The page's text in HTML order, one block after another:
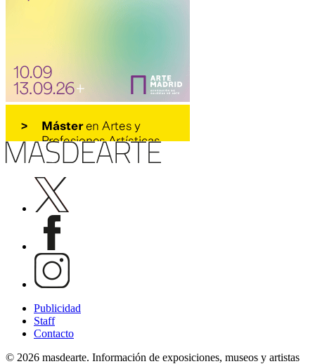
Publicidad
Staff
Contacto
© 2026 masdearte. Información de exposiciones, museos y artistas